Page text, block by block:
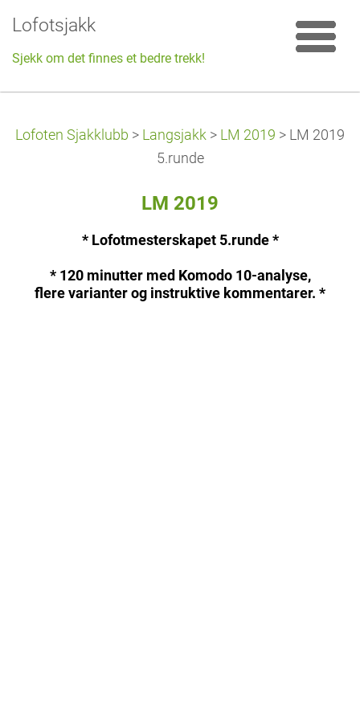
Lofotsjakk
Sjekk om det finnes et bedre trekk!
Lofoten Sjakklubb > Langsjakk > LM 2019 > LM 2019
5.runde
LM 2019
* Lofotmesterskapet 5.runde *
* 120 minutter med Komodo 10-analyse,
flere varianter og instruktive kommentarer. *